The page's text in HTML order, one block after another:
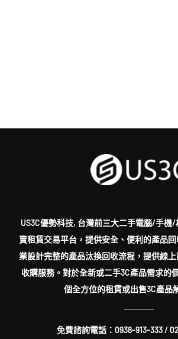
US3C優勢科技, 台灣前三大二手電腦/手
賣租賃交易平台，提供安全、便利的產品
業設計完整的產品汰換回收流程，提供線
收購服務。對於全新或二手3C產品需求的
個全方位的租賃或出售3C產品
免費諮詢電話：0938-913-333/